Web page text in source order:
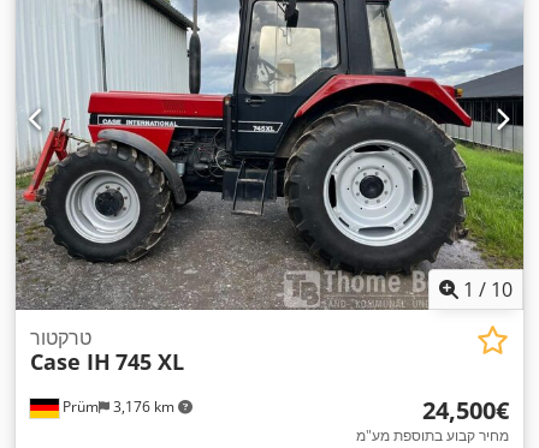
1 / 10
Prüm 3,176 km
טרקטור
Case IH 745 XL
‏24,500 ‏€
מחיר קבוע בתוספת מע"מ